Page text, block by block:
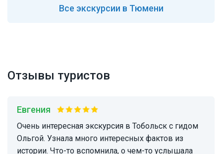
Все экскурсии в Тюмени
Отзывы туристов
Евгения
Очень интересная экскурсия в Тобольск с гидом
Ольгой. Узнала много интересных фактов из
истории. Что-то вспомнила, о чем-то услышала